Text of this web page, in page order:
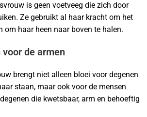
is geen voetveeg die zich door
Ze gebruikt al haar kracht om het
om haar heen naar boven te halen.
de armen
brengt niet alleen bloei voor degenen
staan, maar ook voor de mensen
die kwetsbaar, arm en behoeftig